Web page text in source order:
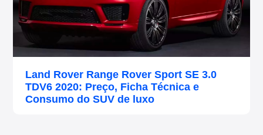
Land Rover Range Rover Sport SE 3.0
TDV6 2020: Preço, Ficha Técnica e
Consumo do SUV de luxo